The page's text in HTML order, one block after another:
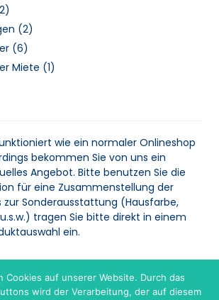
(2)
(6)
Miete (1)
wie ein normaler Onlineshop
bekommen Sie von uns ein
Angebot. Bitte benutzen Sie die
für eine Zusammenstellung der
zur Sonderausstattung (Hausfarbe,
tragen Sie bitte direkt in einem
ein.
Cookies auf unserer Website. Durch das
wird der Verarbeitung, der auf diesem